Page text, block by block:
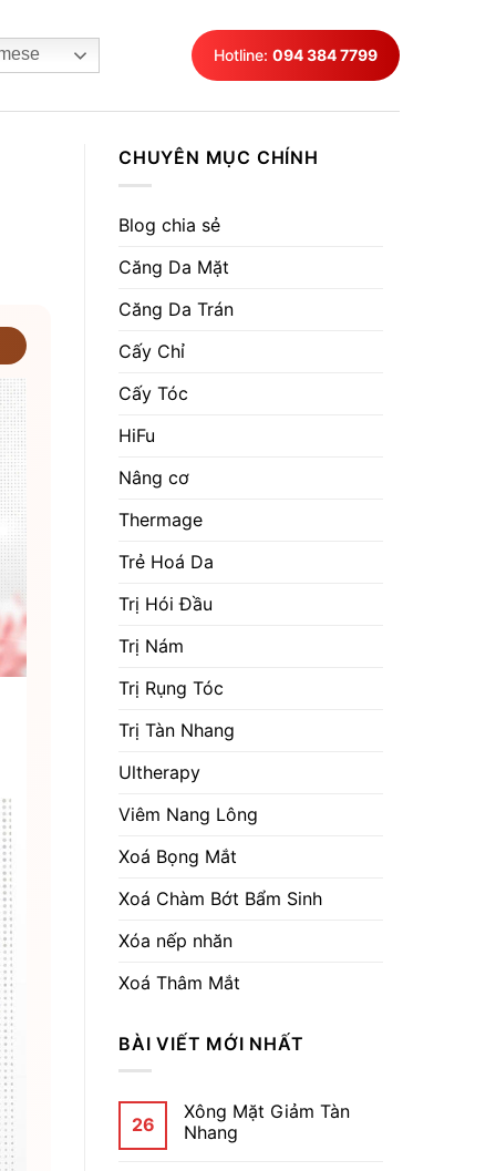
Hotline: 094 384 7799
CHUYÊN MỤC CHÍNH
Blog chia sẻ
Căng Da Mặt
Căng Da Trán
Cấy Chỉ
Cấy Tóc
HiFu
Nâng cơ
Thermage
Trẻ Hoá Da
Trị Hói Đầu
Trị Nám
Trị Rụng Tóc
Trị Tàn Nhang
Ultherapy
Viêm Nang Lông
Xoá Bọng Mắt
Xoá Chàm Bớt Bẩm Sinh
Xóa nếp nhăn
Xoá Thâm Mắt
BÀI VIẾT MỚI NHẤT
26
Xông Mặt Giảm Tàn
Nhang